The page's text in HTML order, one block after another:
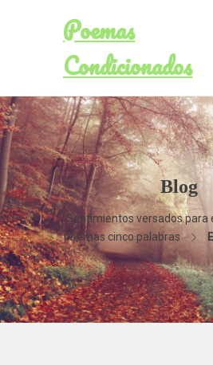
Poemas
Condicionados
Blog
Sentimientos versados para
poemas cinco palabras